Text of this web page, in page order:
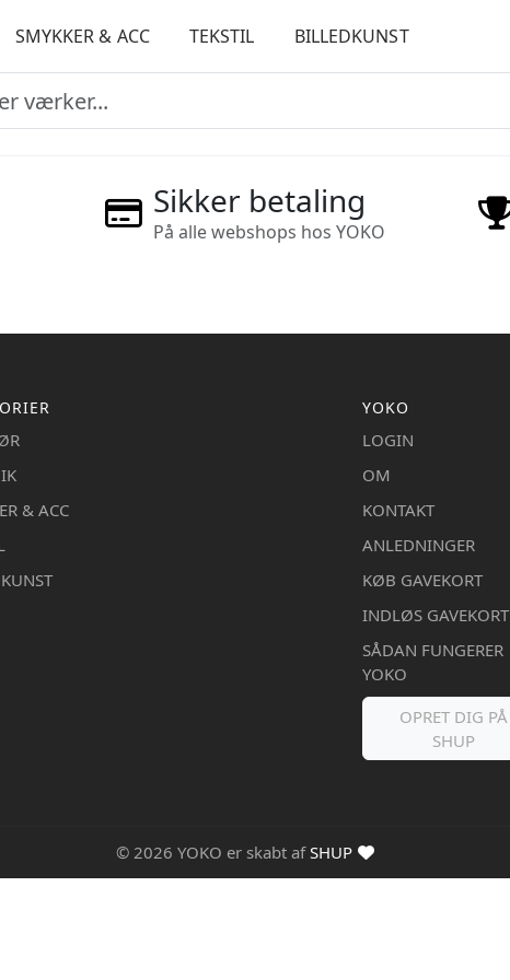
SMYKKER & ACC TEKSTIL BILLEDKUNST
Sikker betaling
På alle webshops hos YOKO
& ACC
YOKO
LOGIN
OM
KONTAKT
ANLEDNINGER
KØB GAVEKORT
INDLØS GAVEKORT
SÅDAN FUNGERER
YOKO
OPRET DIG PÅ
SHUP
© 2026 YOKO er skabt afSHUP